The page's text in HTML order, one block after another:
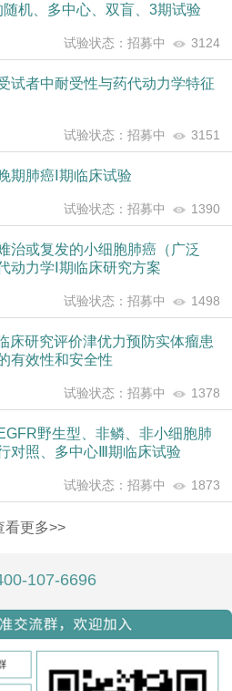
机、多中心、双盲、3期试验
3124
试验状态：招募中
试者中耐受性与药代动力学特征
3151
试验状态：招募中
期肺癌Ⅰ期临床试验
1390
试验状态：招募中
治或复发的小细胞肺癌（广泛
动力学Ⅰ期临床研究方案
1498
试验状态：招募中
床研究评价津优力预防实体瘤患
有效性和安全性
1378
试验状态：招募中
野生型、非鳞、非小细胞肺
对照、多中心Ⅲ期临床试验
1873
试验状态：招募中
看更多>>
107-6696